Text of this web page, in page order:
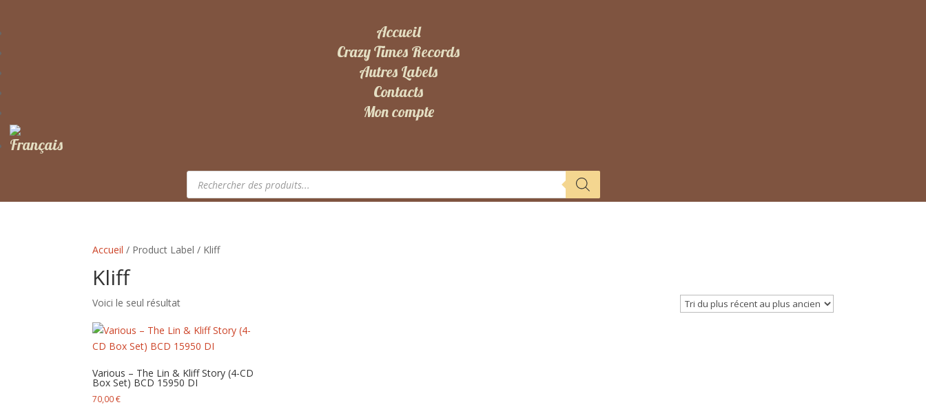
Accueil
Crazy Times Records
Autres Labels
Contacts
Mon compte
Recherche
produits
Accueil / Product Label / Kliff
Kliff
Voici le seul résultat
Various – The Lin & Kliff Story (4-CD
Box Set) BCD 15950 DI
70,00€